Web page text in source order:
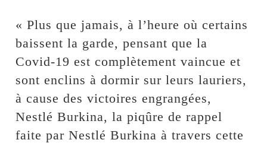
« Plus que jamais, à l’heure où certains
baissent la garde, pensant que la
Covid-19 est complètement vaincue et
sont enclins à dormir sur leurs lauriers,
à cause des victoires engrangées,
Nestlé Burkina, la piqûre de rappel
faite par Nestlé Burkina à travers cette